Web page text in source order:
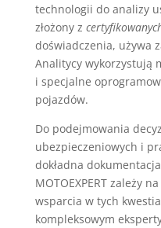
technologii do analizy
złożony z
doświadczenia, używa
Analitycy wykorzystują
i specjalne
pojazdów.
Do podejmowania
ubezpieczeniowych i
dokładna
MOTOEXPERT zależy
wsparcia w tych
kompleksowym